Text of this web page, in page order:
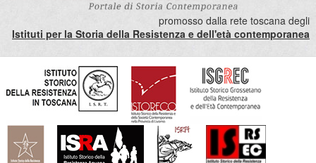
promosso dalla rete toscana degli
Istituti per la Storia della Resistenza e dell'età contemporanea